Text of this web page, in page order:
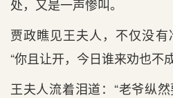
处，又是一声惨叫。
贾政瞧见王夫人，不仅没有
“你且让开，今日谁来劝也不
王夫人流着泪道：“老爷纵